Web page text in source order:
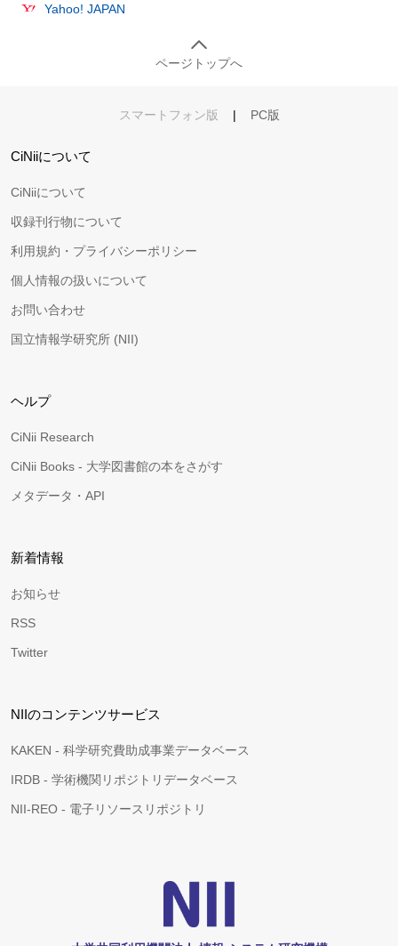
Yahoo! JAPAN
ページトップへ
スマートフォン版 | PC版
CiNiiについて
CiNiiについて
収録刊行物について
利用規約・プライバシーポリシー
個人情報の扱いについて
お問い合わせ
国立情報学研究所 (NII)
ヘルプ
CiNii Research
CiNii Books - 大学図書館の本をさがす
メタデータ・API
新着情報
お知らせ
RSS
Twitter
NIIのコンテンツサービス
KAKEN - 科学研究費助成事業データベース
IRDB - 学術機関リポジトリデータベース
NII-REO - 電子リソースリポジトリ